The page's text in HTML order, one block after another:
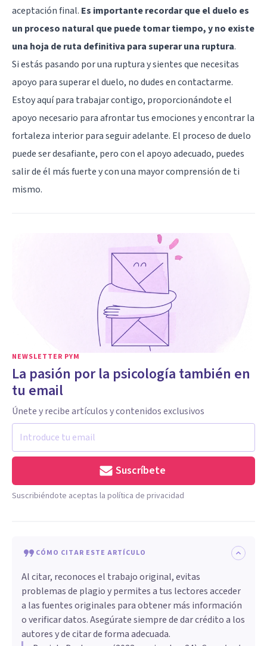
aceptación final. Es importante recordar que el duelo es
un proceso natural que puede tomar tiempo, y no existe
una hoja de ruta definitiva para superar una ruptura.
Si estás pasando por una ruptura y sientes que necesitas
apoyo para superar el duelo, no dudes en contactarme.
Estoy aquí para trabajar contigo, proporcionándote el
apoyo necesario para afrontar tus emociones y encontrar la
fortaleza interior para seguir adelante. El proceso de duelo
puede ser desafiante, pero con el apoyo adecuado, puedes
salir de él más fuerte y con una mayor comprensión de ti
mismo.
NEWSLETTER PYM
La pasión por la psicología también en
tu email
Únete y recibe artículos y contenidos exclusivos
Suscríbete
Suscribiéndote aceptas la política de privacidad
CÓMO CITAR ESTE ARTÍCULO
Al citar, reconoces el trabajo original, evitas
problemas de plagio y permites a tus lectores acceder
a las fuentes originales para obtener más información
o verificar datos. Asegúrate siempre de dar crédito a los
autores y de citar de forma adecuada.